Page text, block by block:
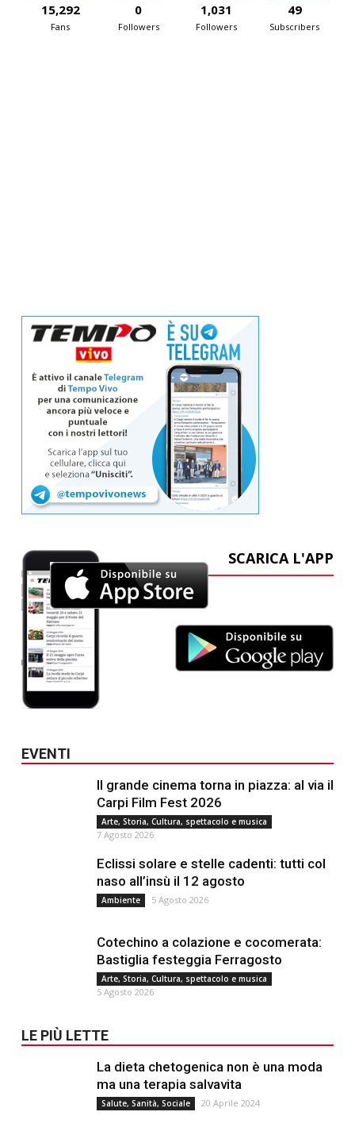
15,292
Fans
0
Followers
1,031
Followers
49
Subscribers
SCARICA L'APP
EVENTI
Il grande cinema torna in piazza: al via il
Carpi Film Fest 2026
Arte, Storia, Cultura, spettacolo e musica
7 Agosto 2026
Eclissi solare e stelle cadenti: tutti col
naso all’insù il 12 agosto
Ambiente 5 Agosto 2026
Cotechino a colazione e cocomerata:
Bastiglia festeggia Ferragosto
Arte, Storia, Cultura, spettacolo e musica
5 Agosto 2026
LE PIÙ LETTE
La dieta chetogenica non è una moda
ma una terapia salvavita
Salute, Sanità, Sociale 20 Aprile 2024